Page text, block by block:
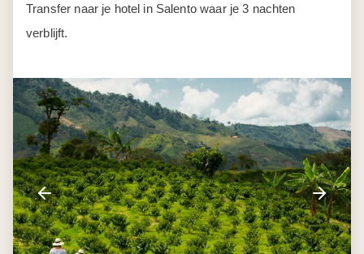
Transfer naar je hotel in Salento waar je 3 nachten
verblijft.